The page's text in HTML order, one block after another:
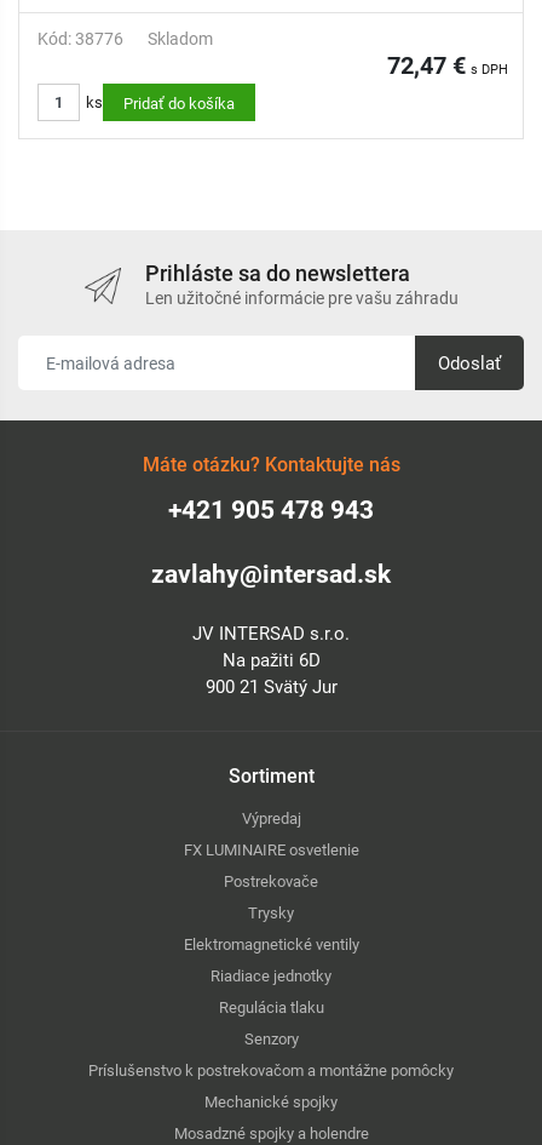
Kód: 38776 Skladom
72,47 € s DPH
ks Pridať do košíka
Prihláste sa do newslettera
Len užitočné informácie pre vašu záhradu
Odoslať
Máte otázku? Kontaktujte nás
+421 905 478 943
zavlahy@intersad.sk
JV INTERSAD s.r.o.
Na pažiti 6D
900 21 Svätý Jur
Sortiment
Výpredaj
FX LUMINAIRE osvetlenie
Postrekovače
Trysky
Elektromagnetické ventily
Riadiace jednotky
Regulácia tlaku
Senzory
Príslušenstvo k postrekovačom a montážne pomôcky
Mechanické spojky
Mosadzné spojky a holendre